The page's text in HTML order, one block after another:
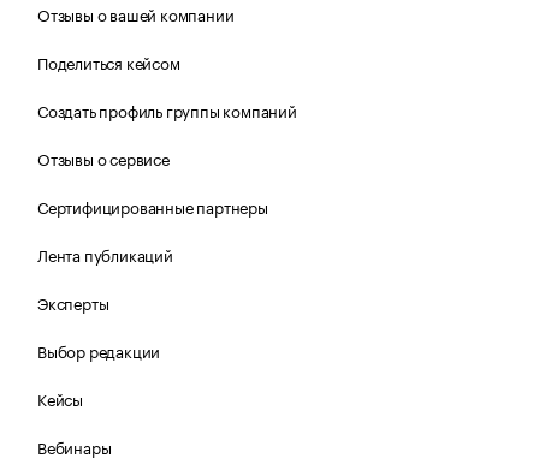
Отзывы о вашей компании
Поделиться кейсом
Создать профиль группы компаний
Отзывы о сервисе
Сертифицированные партнеры
Лента публикаций
Эксперты
Выбор редакции
Кейсы
Вебинары